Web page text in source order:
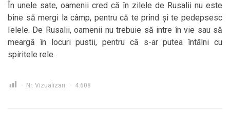
În unele sate, oamenii cred că în zilele de Rusalii nu este
bine să mergi la câmp, pentru că te prind şi te pedepsesc
Ielele. De Rusalii, oamenii nu trebuie să intre în vie sau să
meargă în locuri pustii, pentru că s-ar putea întâlni cu
spiritele rele.
Nr. Vizualizari: 4.608